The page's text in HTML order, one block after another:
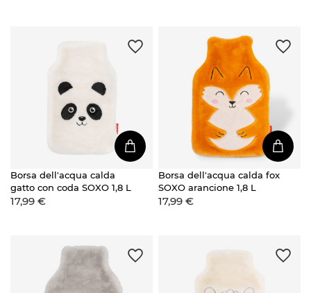
Borsa dell'acqua calda
gatto con coda SOXO 1,8 L
17,99 €
Borsa dell'acqua calda fox
SOXO arancione 1,8 L
17,99 €